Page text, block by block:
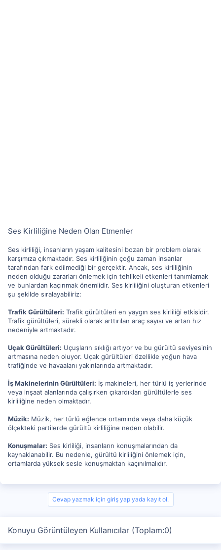
Ses Kirliliğine Neden Olan Etmenler
Ses kirliliği, insanların yaşam kalitesini bozan bir problem olarak
karşımıza çıkmaktadır. Ses kirliliğinin çoğu zaman insanlar
tarafından fark edilmediği bir gerçektir. Ancak, ses kirliliğinin
neden olduğu zararları önlemek için tehlikeli etkenleri tanımlamak
ve bunlardan kaçınmak önemlidir. Ses kirliliğini oluşturan etkenleri
şu şekilde sıralayabiliriz:
Trafik Gürültüleri: Trafik gürültüleri en yaygın ses kirliliği etkisidir.
Trafik gürültüleri, sürekli olarak arttırılan araç sayısı ve artan hız
nedeniyle artmaktadır.
Uçak Gürültüleri: Uçuşların sıklığı artıyor ve bu gürültü seviyesinin
artmasına neden oluyor. Uçak gürültüleri özellikle yoğun hava
trafiğinde ve havaalanı yakınlarında artmaktadır.
İş Makinelerinin Gürültüleri: İş makineleri, her türlü iş yerlerinde
veya inşaat alanlarında çalışırken çıkardıkları gürültülerle ses
kirliliğine neden olmaktadır.
Müzik: Müzik, her türlü eğlence ortamında veya daha küçük
ölçekteki partilerde gürültü kirliliğine neden olabilir.
Konuşmalar: Ses kirliliği, insanların konuşmalarından da
kaynaklanabilir. Bu nedenle, gürültü kirliliğini önlemek için,
ortamlarda yüksek sesle konuşmaktan kaçınılmalıdır.
Cevap yazmak için giriş yap yada kayıt ol.
Konuyu Görüntüleyen Kullanıcılar (Toplam:0)